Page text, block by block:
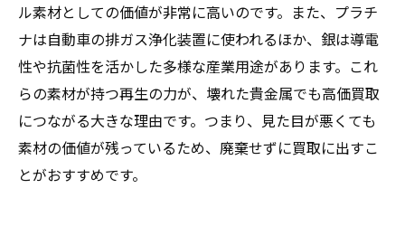
ル素材としての価値が非常に高いのです。また、プラチ
ナは自動車の排ガス浄化装置に使われるほか、銀は導電
性や抗菌性を活かした多様な産業用途があります。これ
らの素材が持つ再生の力が、壊れた貴金属でも高価買取
につながる大きな理由です。つまり、見た目が悪くても
素材の価値が残っているため、廃棄せずに買取に出すこ
とがおすすめです。